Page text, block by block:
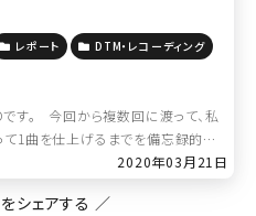
レポート DTM・レコーディング
です。 今回から複数回に渡って、私
1曲を仕上げるまでを備忘録的に
2020年03月21日
シェアする ／